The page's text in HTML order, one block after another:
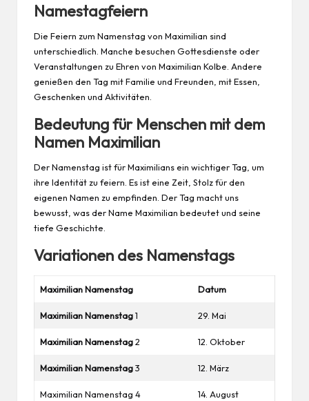
Namestagfeiern
Die Feiern zum Namenstag von Maximilian sind
unterschiedlich. Manche besuchen Gottesdienste oder
Veranstaltungen zu Ehren von Maximilian Kolbe. Andere
genießen den Tag mit Familie und Freunden, mit Essen,
Geschenken und Aktivitäten.
Bedeutung für Menschen mit dem
Namen Maximilian
Der Namenstag ist für Maximilians ein wichtiger Tag, um
ihre Identität zu feiern. Es ist eine Zeit, Stolz für den
eigenen Namen zu empfinden. Der Tag macht uns
bewusst, was der Name Maximilian bedeutet und seine
tiefe Geschichte.
Variationen des Namenstags
Maximilian Namenstag Datum
Maximilian Namenstag1 29. Mai
Maximilian Namenstag2 12. Oktober
Maximilian Namenstag3 12. März
Maximilian Namenstag 4 14. August